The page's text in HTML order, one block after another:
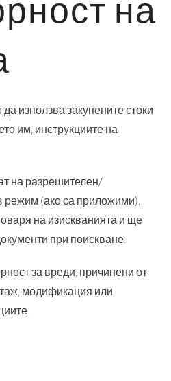
на
използва закупените стоки
им, инструкциите на
на разрешителен/
режим (ако са приложими),
на изискванията и ще
при поискване.
за вреди, причинени от
модификация или